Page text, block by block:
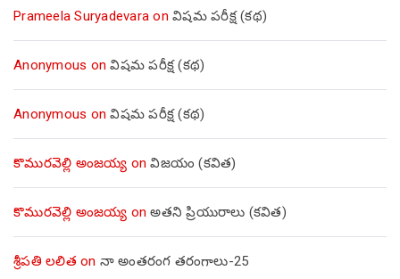
Prameela Suryadevara on విషమ పరీక్ష (క‌థ‌)
Anonymous onవిషమ పరీక్ష (క‌థ‌)
Anonymous onవిషమ పరీక్ష (క‌థ‌)
కొమురవెల్లి అంజయ్య onవిజయం (కవిత)
కొమురవెల్లి అంజయ్య onఅతని ప్రియురాలు (కవిత)
శ్రీపతి లలిత on నా అంతరంగ తరంగాలు-25